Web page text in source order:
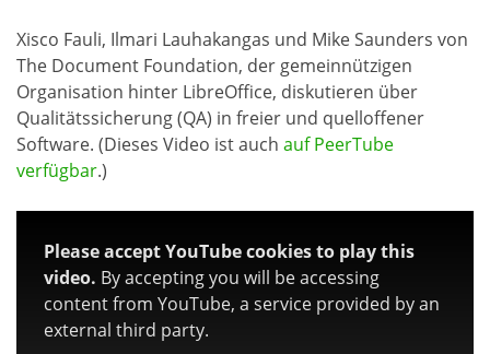
Xisco Fauli, Ilmari Lauhakangas und Mike Saunders von
The Document Foundation, der gemeinnützigen
Organisation hinter LibreOffice, diskutieren über
Qualitätssicherung (QA) in freier und quelloffener
Software. (Dieses Video ist auch auf PeerTube
verfügbar.)
Please accept YouTube cookies to play this
video. By accepting you will be accessing
content from YouTube, a service provided by an
external third party.